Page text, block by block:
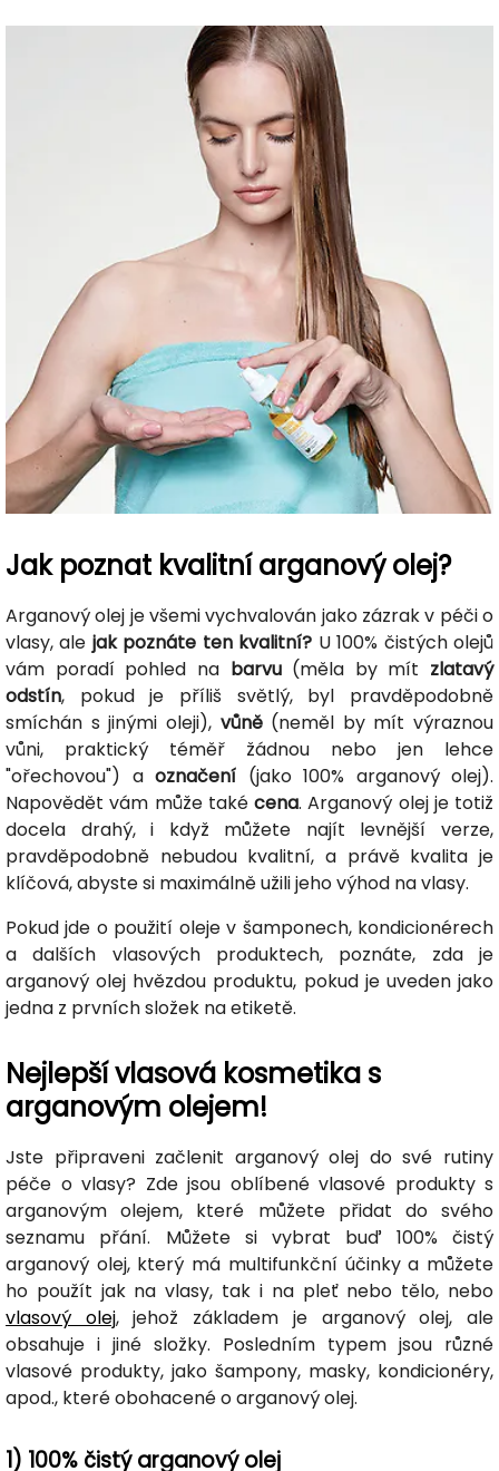
Jak poznat kvalitní arganový olej?
Arganový olej je všemi vychvalován jako zázrak v péči o
vlasy, ale jak poznáte ten kvalitní? U 100% čistých olejů
vám poradí pohled na barvu(měla by mít zlatavý
odstín, pokud je příliš světlý, byl pravděpodobně
smíchán s jinými oleji), vůně(neměl by mít výraznou
vůni, praktický téměř žádnou nebo jen lehce
"ořechovou") a označení (jako 100% arganový olej).
Napovědět vám může také cena. Arganový olej je totiž
docela drahý, i když můžete najít levnější verze,
pravděpodobně nebudou kvalitní, a právě kvalita je
klíčová, abyste si maximálně užili jeho výhod na vlasy.
Pokud jde o použití oleje v šamponech, kondicionérech
a dalších vlasových produktech, poznáte, zda je
arganový olej hvězdou produktu, pokud je uveden jako
jedna z prvních složek na etiketě.
Nejlepší vlasová kosmetika s
arganovým olejem!
Jste připraveni začlenit arganový olej do své rutiny
péče o vlasy? Zde jsou oblíbené vlasové produkty s
arganovým olejem, které můžete přidat do svého
seznamu přání. Můžete si vybrat buď 100% čistý
arganový olej, který má multifunkční účinky a můžete
ho použít jak na vlasy, tak i na pleť nebo tělo, nebo
vlasový olej, jehož základem je arganový olej, ale
obsahuje i jiné složky. Posledním typem jsou různé
vlasové produkty, jako šampony, masky, kondicionéry,
apod., které obohacené o arganový olej.
1) 100% čistý arganový olej